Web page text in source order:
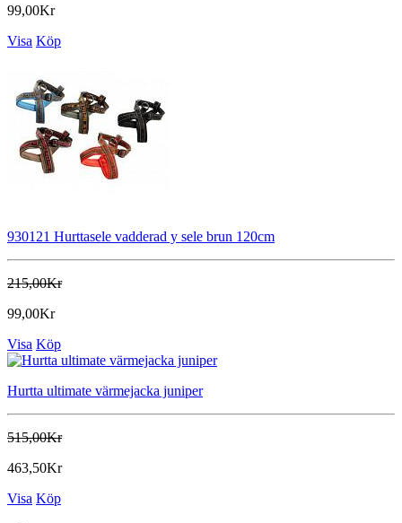
99,00Kr
Visa Köp
930121 Hurttasele vadderad y sele brun 120cm
215,00Kr
99,00Kr
Visa Köp
Hurtta ultimate värmejacka juniper
515,00Kr
463,50Kr
Visa Köp